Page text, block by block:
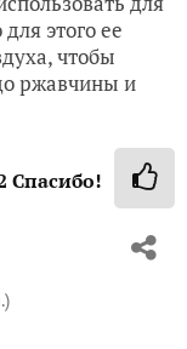
этого ее
чтобы
ржавчины и
Спасибо!